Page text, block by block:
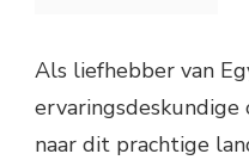
Als liefhebber van
naar dit prachtige